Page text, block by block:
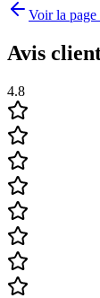
Voir la page
Avis
4.8